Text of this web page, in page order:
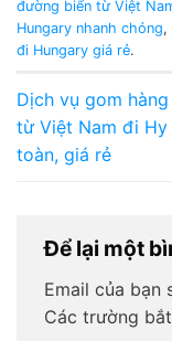
đường biển từ Việt
Hungary nhanh chóng,
đi Hungary giá rẻ.
Dịch vụ gom
từ Việt Nam đi Hy
toàn, giá rẻ
Để lại một
Email của bạn
Các trường